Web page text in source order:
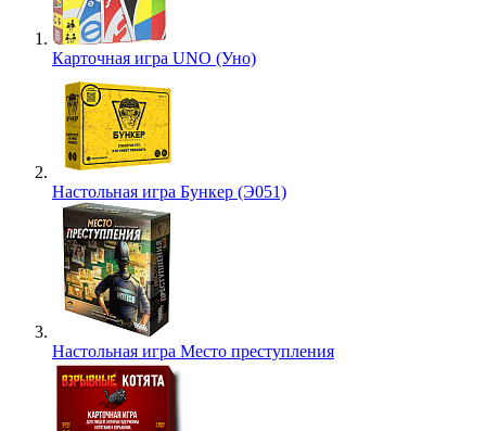
Карточная игра UNO (Уно)
Настольная игра Бункер (Э051)
Настольная игра Место преступления